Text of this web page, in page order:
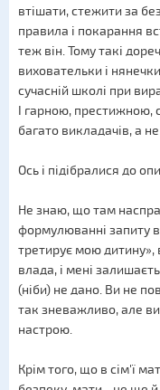
втішати, стежити за
правила і покарання
теж він. Тому такі
виховательки і
сучасній школі при
І гарною, престижною,
багато викладачів, а не
Ось і підібралися до
Не знаю, що там
формулюванні запиту
третирує мою дитину»,
влада, і мені
(ніби) не дано. Ви не
так зневажливо, але ви
настрою.
Крім того, що в сім'ї